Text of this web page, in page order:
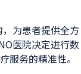
为患者提供全方
医院决定进行数
服务的精准性。